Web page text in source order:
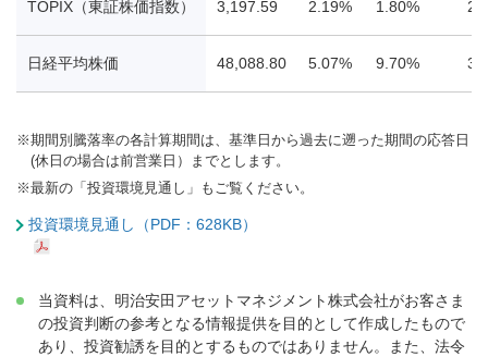
TOPIX（東証株価指数） 3,197.59 2.19% 1.80%
日経平均株価 48,088.80 5.07% 9.70%
※期間別騰落率の各計算期間は、基準日から過去に遡った期間の応答日
(休日の場合は前営業日）までとします。
※最新の「投資環境見通し」もご覧ください。
投資環境見通し（PDF：628KB）
当資料は、明治安田アセットマネジメント株式会社がお客さま
の投資判断の参考となる情報提供を目的として作成したもので
あり、投資勧誘を目的とするものではありません。また、法令